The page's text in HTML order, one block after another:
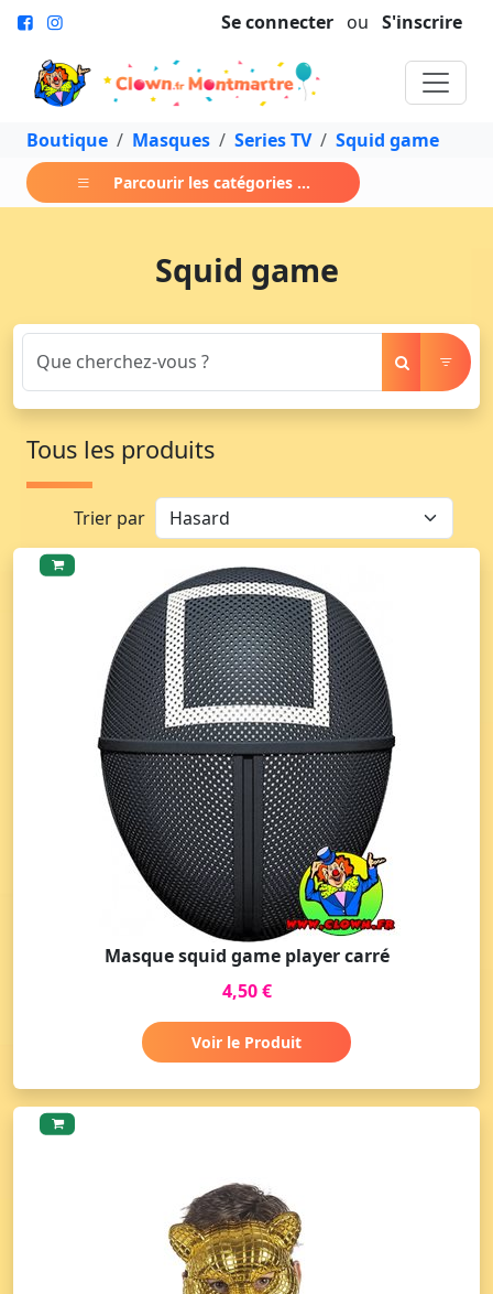
Se connecter ou S'inscrire
Boutique Masques Series TV Squid game
Parcourir les catégories ...
Squid game
Tous les produits
Trier par
Masque squid game player carré
4,50 €
Voir le Produit